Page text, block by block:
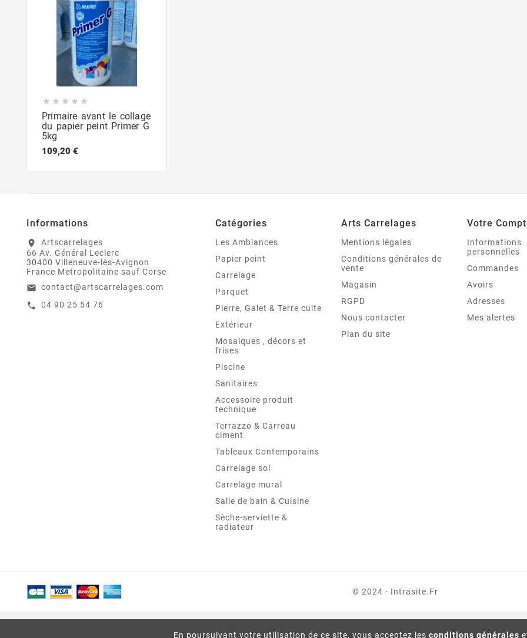
En poursuivant votre utilisation de ce site, vous acceptez lesconditions générales
    
Primaire avant le collage
du papier peint Primer G
5kg
109,20 €
Informations
location_on
Artscarrelages
66 Av. Général Leclerc
30400 Villeneuve-lès-Avignon
France Metropolitaine sauf Corse
email contact@artscarrelages.com
call 04 90 25 54 76
Catégories
Les Ambiances
Papier peint
Carrelage
Parquet
Pierre, Galet & Terre cuite
Extérieur
Mosaiques , décors et
frises
Piscine
Sanitaires
Accessoire produit
technique
Terrazzo & Carreau
ciment
Tableaux Contemporains
Carrelage sol
Carrelage mural
Salle de bain & Cuisine
Sèche-serviette &
radiateur
Arts Carrelages
Mentions légales
Conditions générales de
vente
Magasin
RGPD
Nous contacter
Plan du site
Votre
Informations
personnelles
Commandes
Avoirs
Adresses
Mes alertes
© 2024 - Intrasite.fr